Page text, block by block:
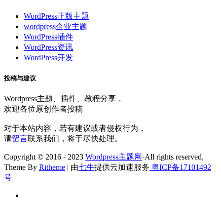
WordPress正版主题
wordpress企业主题
WordPress插件
WordPress资讯
WordPress开发
投稿与建议
Wordpress主题、插件、教程分享，
欢迎各位原创作者投稿
对于本站内容，若有建议或者侵权行为，
请留言联系我们，将于尽快处理。
Copyright © 2016 - 2023 Wordpress主题网-All rights reserved,
Theme By Ritheme | 由七牛提供云加速服务 粤ICP备17101492
号